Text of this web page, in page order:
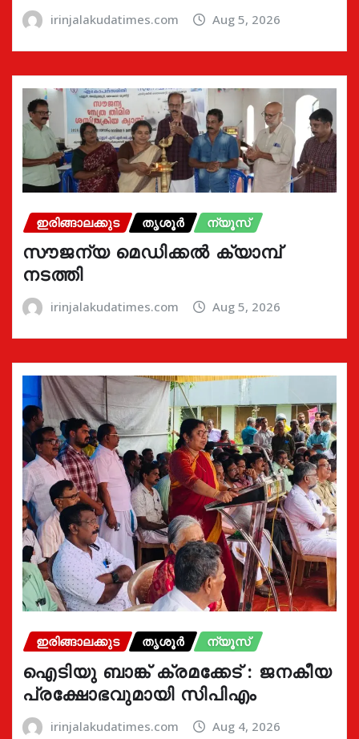
irinjalakudatimes.com Aug 5, 2026
ഇരിങ്ങാലക്കുട തൃശൂർ ന്യൂസ്
സൗജന്യ മെഡിക്കൽ ക്യാമ്പ്
നടത്തി
irinjalakudatimes.com Aug 5, 2026
ഇരിങ്ങാലക്കുട തൃശൂർ ന്യൂസ്
ഐടിയു ബാങ്ക് ക്രമക്കേട് : ജനകീയ
പ്രക്ഷോഭവുമായി സിപിഎം
irinjalakudatimes.com Aug 4, 2026